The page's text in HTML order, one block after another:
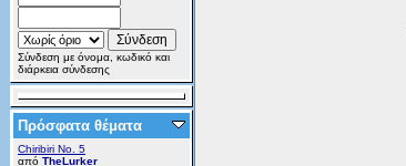
Σύνδεση με όνομα, κωδικό και
διάρκεια σύνδεσης
Πρόσφατα θέματα
Chiribiri No. 5
από TheLurker